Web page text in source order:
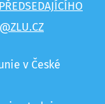
v České